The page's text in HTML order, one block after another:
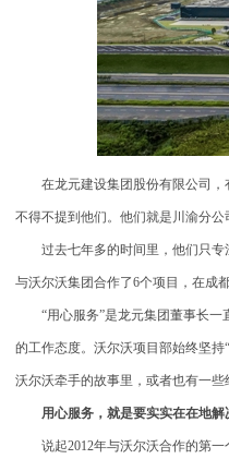
在龙元建设集团股份有限公司，
不得不提到他们。他们就是川渝分公
过去七年多的时间里，他们只专
与沃尔沃集团合作了6个项目，在成
“用心服务”是龙元集团董事长一
的工作态度。沃尔沃项目部始终坚持
沃尔沃牵手的故事里，或者也有一
用心服务，就是要实实在在地解
说起2012年与沃尔沃合作的第一